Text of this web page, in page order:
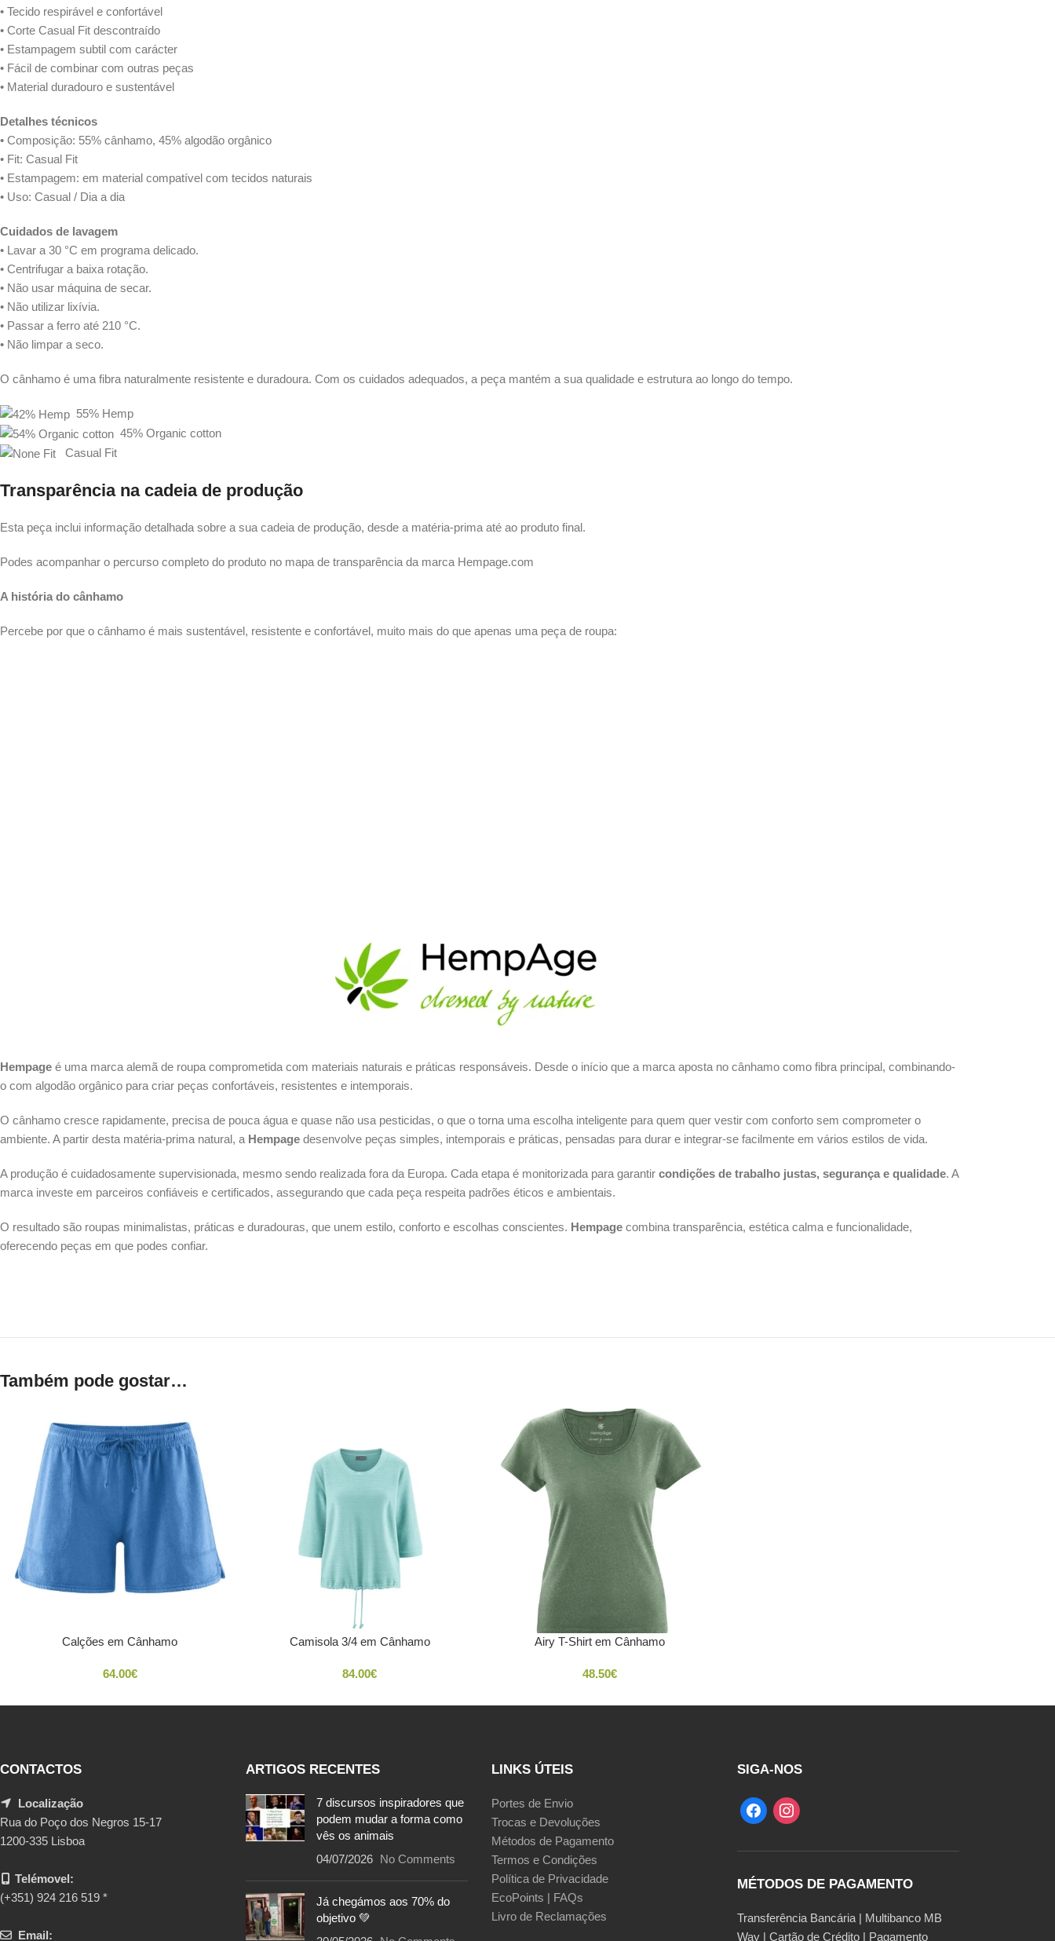
• Tecido respirável e confortável
• Corte Casual Fit descontraído
• Estampagem subtil com carácter
• Fácil de combinar com outras peças
• Material duradouro e sustentável
Detalhes técnicos
• Composição: 55% cânhamo, 45% algodão orgânico
• Fit: Casual Fit
• Estampagem: em material compatível com tecidos naturais
• Uso: Casual / Dia a dia
Cuidados de lavagem
• Lavar a 30 °C em programa delicado.
• Centrifugar a baixa rotação.
• Não usar máquina de secar.
• Não utilizar lixívia.
• Passar a ferro até 210 °C.
• Não limpar a seco.
O cânhamo é uma fibra naturalmente resistente e duradoura. Com os cuidados adequados, a peça mantém a sua qualidade e estrutura ao longo do tempo.
55% Hemp
45% Organic cotton
Casual Fit
Transparência na cadeia de produção
Esta peça inclui informação detalhada sobre a sua cadeia de produção, desde a matéria-prima até ao produto final.
Podes acompanhar o percurso completo do produto no mapa de transparência da marca Hempage.com
A história do cânhamo
Percebe por que o cânhamo é mais sustentável, resistente e confortável, muito mais do que apenas uma peça de roupa:
Hempage é uma marca alemã de roupa comprometida com materiais naturais e práticas responsáveis. Desde o início que a marca aposta no cânhamo como fibra principal, combinando-
o com algodão orgânico para criar peças confortáveis, resistentes e intemporais.
O cânhamo cresce rapidamente, precisa de pouca água e quase não usa pesticidas, o que o torna uma escolha inteligente para quem quer vestir com conforto sem comprometer o
ambiente. A partir desta matéria-prima natural, a Hempage desenvolve peças simples, intemporais e práticas, pensadas para durar e integrar-se facilmente em vários estilos de vida.
A produção é cuidadosamente supervisionada, mesmo sendo realizada fora da Europa. Cada etapa é monitorizada para garantir condições de trabalho justas, segurança e qualidade. A
marca investe em parceiros confiáveis e certificados, assegurando que cada peça respeita padrões éticos e ambientais.
O resultado são roupas minimalistas, práticas e duradouras, que unem estilo, conforto e escolhas conscientes. Hempage combina transparência, estética calma e funcionalidade,
oferecendo peças em que podes confiar.
Também pode gostar…
Calções em Cânhamo
64.00€
Camisola 3/4 em Cânhamo
84.00€
Airy T-Shirt em Cânhamo
48.50€
CONTACTOS
Localização
Rua do Poço dos Negros 15-17
1200-335 Lisboa
Telémovel:
(+351) 924 216 519 *
Email:
ARTIGOS RECENTES
7 discursos inspiradores que
podem mudar a forma como
vês os animais
04/07/2026 No Comments
Já chegámos aos 70% do
objetivo 💚
LINKS ÚTEIS
Portes de Envio
Trocas e Devoluções
Métodos de Pagamento
Termos e Condições
Política de Privacidade
EcoPoints | FAQs
Livro de Reclamações
SIGA-NOS
MÉTODOS DE PAGAMENTO
Transferência Bancária | Multibanco MB
Way | Cartão de Crédito | Pagamento